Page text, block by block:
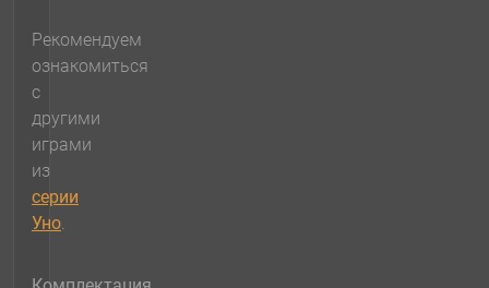
Рекомендуем
ознакомиться
с
другими
играми
из
серии
Уно.